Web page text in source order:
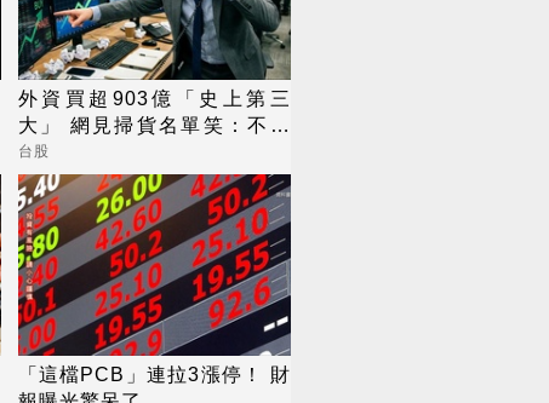
外資買超903億「史上第三
大」 網見掃貨名單笑：不懂
在幹嘛
台股
「這檔PCB」連拉3漲停！ 財